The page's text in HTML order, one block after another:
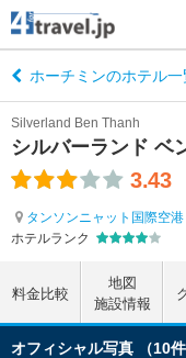
ホーチミンのホテル一
シルバーランド ベ
Silverland Ben Thanh
3.43
タンソンニャット国際空
ホテルランク
料金比較
地図
施設情報
オフィシャル写真 （10件